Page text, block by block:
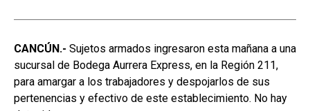
CANCÚN.- Sujetos armados ingresaron esta mañana a una
sucursal de Bodega Aurrera Express, en la Región 211,
para amargar a los trabajadores y despojarlos de sus
pertenencias y efectivo de este establecimiento. No hay